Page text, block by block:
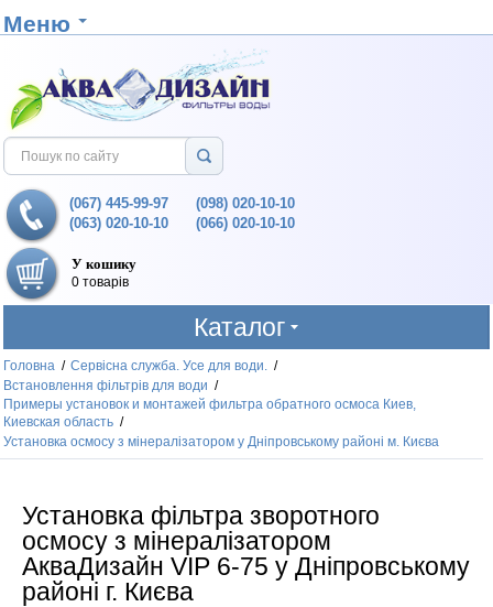
Меню
(067) 445-99-97
(063) 020-10-10
(098) 020-10-10
(066) 020-10-10
У кошику
0 товарів
Каталог
Головна / Сервісна служба. Усе для води. /
Встановлення фільтрів для води /
Примеры установок и монтажей фильтра обратного осмоса Киев,
Киевская область /
Установка осмосу з мінералізатором у Дніпровському районі м. Києва
Установка фільтра зворотного
осмосу з мінералізатором
АкваДизайн VIP 6-75 у Дніпровському
районі г. Києва